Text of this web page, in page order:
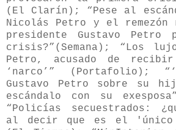
(El Clarín); “Pese al
Nicolás Petro y el
presidente Gustavo Petro
crisis?”(Semana); “Los
Petro, acusado de
‘narco’” (Portafolio);
Gustavo Petro sobre su
escándalo con su
“Policías secuestrados:
al decir que es el 'único